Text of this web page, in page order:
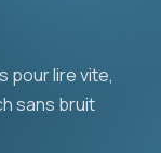
pour lire vite,
sans bruit